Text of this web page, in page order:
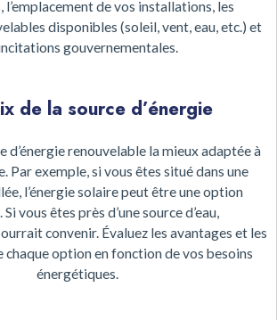
l’emplacement de vos installations, les
disponibles (soleil, vent, eau, etc.) et
gouvernementales.
de la source d’énergie
d’énergie renouvelable la mieux adaptée à
Par exemple, si vous êtes situé dans une
l’énergie solaire peut être une option
vous êtes près d’une source d’eau,
convenir. Évaluez les avantages et les
chaque option en fonction de vos besoins
énergétiques.